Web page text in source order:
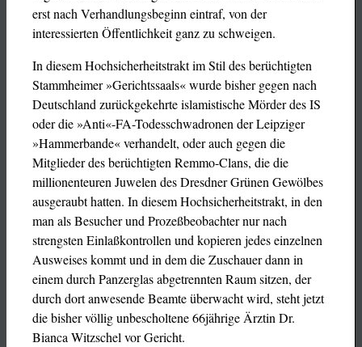
erst nach Verhandlungsbeginn eintraf, von der
interessierten Öffentlichkeit ganz zu schweigen.
In diesem Hochsicherheitstrakt im Stil des berüchtigten
Stammheimer »Gerichtssaals« wurde bisher gegen nach
Deutschland zurückgekehrte islamistische Mörder des IS
oder die »Anti«-FA-Todesschwadronen der Leipziger
»Hammerbande« verhandelt, oder auch gegen die
Mitglieder des berüchtigten Remmo-Clans, die die
millionenteuren Juwelen des Dresdner Grünen Gewölbes
ausgeraubt hatten. In diesem Hochsicherheitstrakt, in den
man als Besucher und Prozeßbeobachter nur nach
strengsten Einlaßkontrollen und kopieren jedes einzelnen
Ausweises kommt und in dem die Zuschauer dann in
einem durch Panzerglas abgetrennten Raum sitzen, der
durch dort anwesende Beamte überwacht wird, steht jetzt
die bisher völlig unbescholtene 66jährige Ärztin Dr.
Bianca Witzschel vor Gericht.